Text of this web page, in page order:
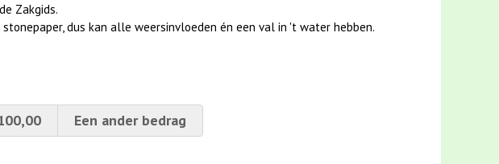
Zakgids.
dus kan alle weersinvloeden én een val in 't water hebben.
Een ander bedrag